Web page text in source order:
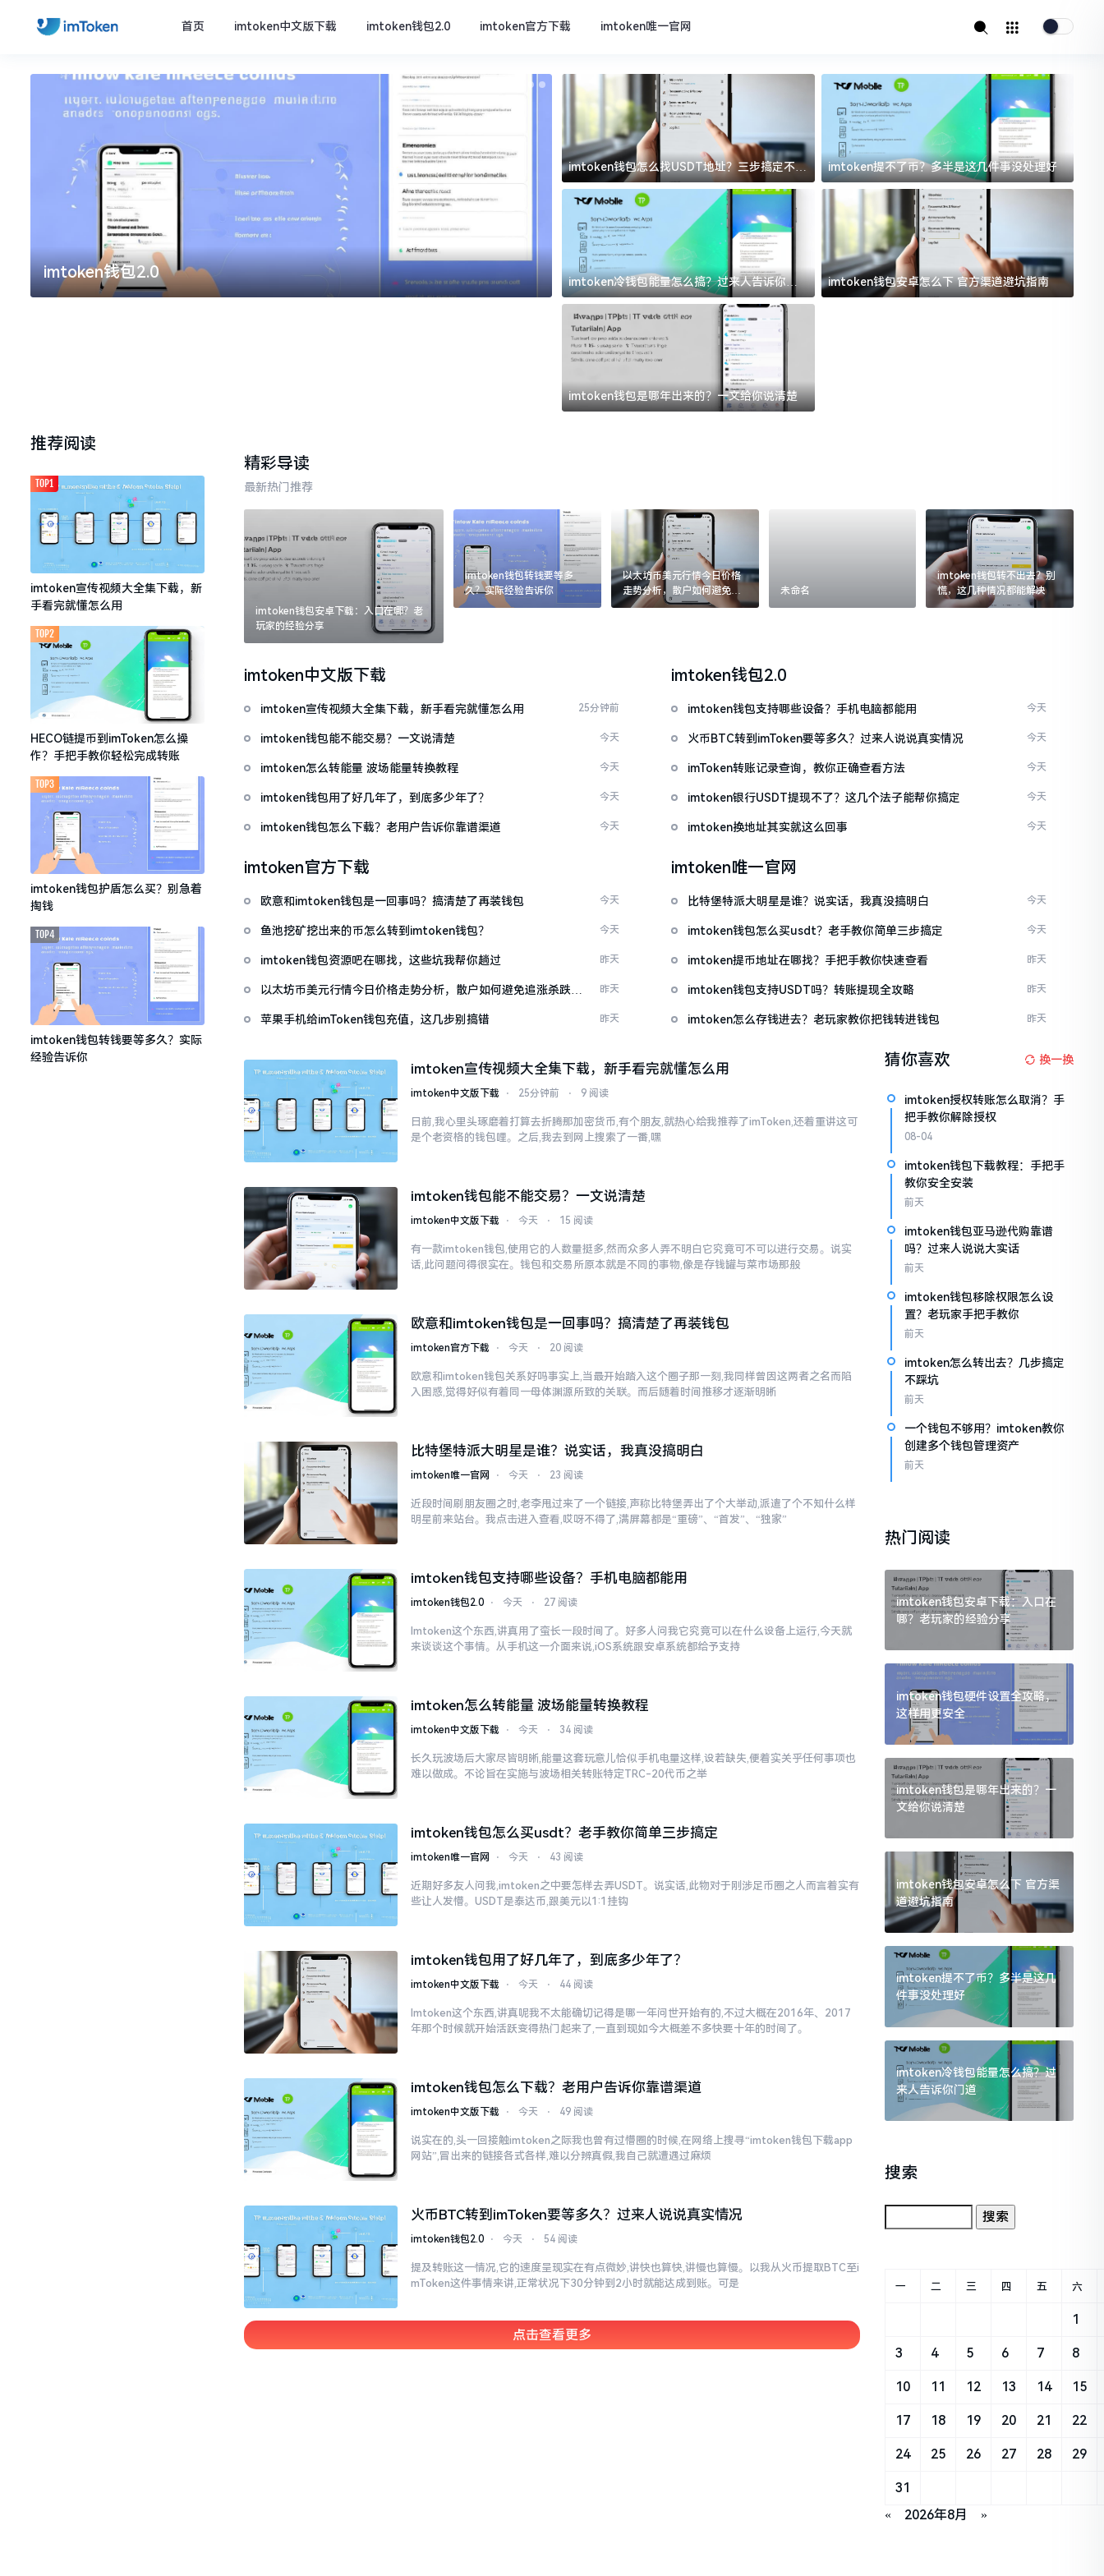
首页 imtoken中文版下载 imtoken钱包2.0 imtoken官方下载 imtoken唯一官网
imtoken钱包2.0 imtoken官方下载
imtoken钱包怎么找USDT地址？三步搞定不踩
坑
imtoken提不了币？多半是这几件事没处理好
imtoken冷钱包能量怎么搞？过来人告诉你门
道
imtoken钱包安卓怎么下 官方渠道避坑指南
imtoken钱包是哪年出来的？一文给你说清楚
推荐阅读
imtoken宣传视频大全集下载，新
手看完就懂怎么用
TOP1
HECO链提币到imToken怎么操
作？手把手教你轻松完成转账
TOP2
imtoken钱包护盾怎么买？别急着
掏钱
TOP3
imtoken钱包转钱要等多久？实际
经验告诉你
TOP4
精彩导读
最新热门推荐
imtoken钱包安卓下载：入口在哪？老
玩家的经验分享
imtoken钱包转钱要等多
久？实际经验告诉你
以太坊币美元行情今日价格
走势分析，散户如何避免追
涨杀跌被套牢
未命名
imtoken钱包转不出去？别
慌，这几种情况都能解决
imtoken中文版下载
imtoken宣传视频大全集下载，新手看完就懂怎么用 25分钟前
imtoken钱包能不能交易？一文说清楚 今天
imtoken怎么转能量 波场能量转换教程 今天
imtoken钱包用了好几年了，到底多少年了？ 今天
imtoken钱包怎么下载？老用户告诉你靠谱渠道 今天
imtoken钱包2.0
imtoken钱包支持哪些设备？手机电脑都能用 今天
火币BTC转到imToken要等多久？过来人说说真实情况 今天
imToken转账记录查询，教你正确查看方法 今天
imtoken银行USDT提现不了？这几个法子能帮你搞定 今天
imtoken换地址其实就这么回事 今天
imtoken官方下载
欧意和imtoken钱包是一回事吗？搞清楚了再装钱包 今天
鱼池挖矿挖出来的币怎么转到imtoken钱包？ 今天
imtoken钱包资源吧在哪找，这些坑我帮你趟过 昨天
以太坊币美元行情今日价格走势分析，散户如何避免追涨杀跌被
昨天
苹果手机给imToken钱包充值，这几步别搞错 昨天
imtoken唯一官网
比特堡特派大明星是谁？说实话，我真没搞明白 今天
imtoken钱包怎么买usdt？老手教你简单三步搞定 今天
imtoken提币地址在哪找？手把手教你快速查看 昨天
imtoken钱包支持USDT吗？转账提现全攻略 昨天
imtoken怎么存钱进去？老玩家教你把钱转进钱包 昨天
imtoken宣传视频大全集下载，新手看完就懂怎么用
imtoken中文版下载 ⋅ 25分钟前 ⋅ 9 阅读
日前,我心里头琢磨着打算去折腾那加密货币,有个朋友,就热心给我推荐了imToken,还着重讲这可
是个老资格的钱包哩。之后,我去到网上搜索了一番,嘿
imtoken钱包能不能交易？一文说清楚
imtoken中文版下载 ⋅ 今天 ⋅ 15 阅读
有一款imtoken钱包,使用它的人数量挺多,然而众多人弄不明白它究竟可不可以进行交易。说实
话,此问题问得很实在。钱包和交易所原本就是不同的事物,像是存钱罐与菜市场那般
欧意和imtoken钱包是一回事吗？搞清楚了再装钱包
imtoken官方下载 ⋅ 今天 ⋅ 20 阅读
欧意和imtoken钱包关系好吗事实上,当最开始踏入这个圈子那一刻,我同样曾因这两者之名而陷
入困惑,觉得好似有着同一母体渊源所致的关联。而后随着时间推移才逐渐明晰
比特堡特派大明星是谁？说实话，我真没搞明白
imtoken唯一官网 ⋅ 今天 ⋅ 23 阅读
近段时间刷朋友圈之时,老李甩过来了一个链接,声称比特堡弄出了个大举动,派遣了个不知什么样
明星前来站台。我点击进入查看,哎呀不得了,满屏幕都是“重磅”、“首发”、“独家”
imtoken钱包支持哪些设备？手机电脑都能用
imtoken钱包2.0 ⋅ 今天 ⋅ 27 阅读
Imtoken这个东西,讲真用了蛮长一段时间了。好多人问我它究竟可以在什么设备上运行,今天就
来谈谈这个事情。从手机这一介面来说,iOS系统跟安卓系统都给予支持
imtoken怎么转能量 波场能量转换教程
imtoken中文版下载 ⋅ 今天 ⋅ 34 阅读
长久玩波场后大家尽皆明晰,能量这套玩意儿恰似手机电量这样,设若缺失,便着实关乎任何事项也
难以做成。不论旨在实施与波场相关转账特定TRC-20代币之举
imtoken钱包怎么买usdt？老手教你简单三步搞定
imtoken唯一官网 ⋅ 今天 ⋅ 43 阅读
近期好多友人问我,imtoken之中要怎样去弄USDT。说实话,此物对于刚涉足币圈之人而言着实有
些让人发懵。USDT是泰达币,跟美元以1:1挂钩
imtoken钱包用了好几年了，到底多少年了？
imtoken中文版下载 ⋅ 今天 ⋅ 44 阅读
Imtoken这个东西,讲真呢我不太能确切记得是哪一年问世开始有的,不过大概在2016年、2017
年那个时候就开始活跃变得热门起来了,一直到现如今大概差不多快要十年的时间了。
imtoken钱包怎么下载？老用户告诉你靠谱渠道
imtoken中文版下载 ⋅ 今天 ⋅ 49 阅读
说实在的,头一回接触imtoken之际我也曾有过懵圈的时候,在网络上搜寻“imtoken钱包下载app
网站”,冒出来的链接各式各样,难以分辨真假,我自己就遭遇过麻烦
火币BTC转到imToken要等多久？过来人说说真实情况
imtoken钱包2.0 ⋅ 今天 ⋅ 54 阅读
提及转账这一情况,它的速度呈现实在有点微妙,讲快也算快,讲慢也算慢。以我从火币提取BTC至i
mToken这件事情来讲,正常状况下30分钟到2小时就能达成到账。可是
点击查看更多
猜你喜欢 换一换
imtoken授权转账怎么取消？手
把手教你解除授权
08-04
imtoken钱包下载教程：手把手
教你安全安装
前天
imtoken钱包亚马逊代购靠谱
吗？过来人说说大实话
前天
imtoken钱包移除权限怎么设
置？老玩家手把手教你
前天
imtoken怎么转出去？几步搞定
不踩坑
前天
一个钱包不够用？imtoken教你
创建多个钱包管理资产
前天
热门阅读
imtoken钱包安卓下载：入口在
哪？老玩家的经验分享
imtoken钱包硬件设置全攻略，
这样用更安全
imtoken钱包是哪年出来的？一
文给你说清楚
imtoken钱包安卓怎么下 官方渠
道避坑指南
imtoken提不了币？多半是这几
件事没处理好
imtoken冷钱包能量怎么搞？过
来人告诉你门道
搜索
« 2026年8月 »
一 二 三 四 五 六
1
3 4 5 6 7 8
10 11 12 13 14 15
17 18 19 20 21 22
24 25 26 27 28 29
31